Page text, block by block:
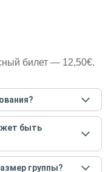
билет — 12,50€.
вопрос» и
нужно. Сначала
вопросы и после
вопрос.
быть
условий,
а по прогнозу
группы?